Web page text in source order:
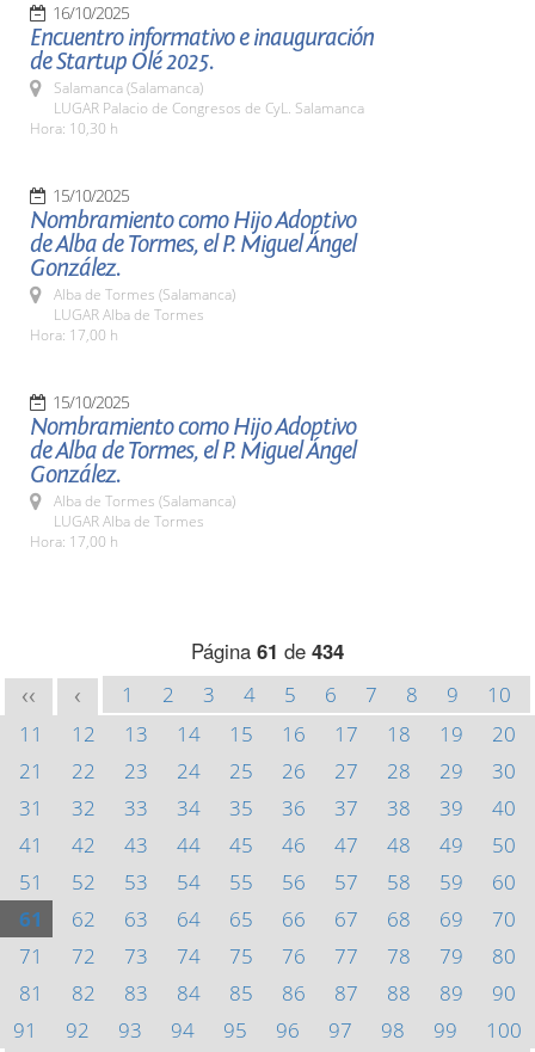
16/10/2025
Encuentro informativo e inauguración
de Startup Olé 2025.
Salamanca (Salamanca)
LUGAR Palacio de Congresos de CyL. Salamanca
Hora: 10,30 h
15/10/2025
Nombramiento como Hijo Adoptivo
de Alba de Tormes, el P. Miguel Ángel
González.
Alba de Tormes (Salamanca)
LUGAR Alba de Tormes
Hora: 17,00 h
15/10/2025
Nombramiento como Hijo Adoptivo
de Alba de Tormes, el P. Miguel Ángel
González.
Alba de Tormes (Salamanca)
LUGAR Alba de Tormes
Hora: 17,00 h
Página 61 de 434
<< < 1 2 3 4 5 6 7 8 9
10
11
12 13 14 15 16 17 18 19
20
21
22 23 24 25 26 27 28 29
30
31
32 33 34 35 36 37 38 39
40
41
42 43 44 45 46 47 48 49
50
51
52 53 54 55 56 57 58 59
60
61
62 63 64 65 66 67 68 69
70
71
72 73 74 75 76 77 78 79
80
81
82 83 84 85 86 87 88 89
90
91
92 93 94 95 96 97 98 99
100